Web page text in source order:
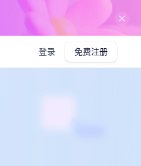
登录 免费注册